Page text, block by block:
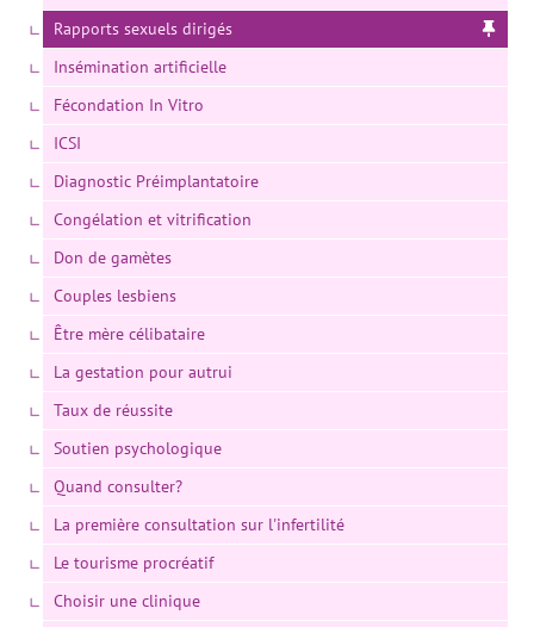
Rapports sexuels dirigés
Insémination artificielle
Fécondation In Vitro
ICSI
Diagnostic Préimplantatoire
Congélation et vitrification
Don de gamètes
Couples lesbiens
Être mère célibataire
La gestation pour autrui
Taux de réussite
Soutien psychologique
Quand consulter?
La première consultation sur l'infertilité
Le tourisme procréatif
Choisir une clinique